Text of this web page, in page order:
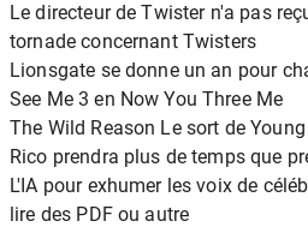
Le directeur de Twister n'a pas
tornade concernant Twisters
Lionsgate se donne un an pour
See Me 3 en Now You Three Me
The Wild Reason Le sort de
Rico prendra plus de temps que
L'IA pour exhumer les voix de
lire des PDF ou autre